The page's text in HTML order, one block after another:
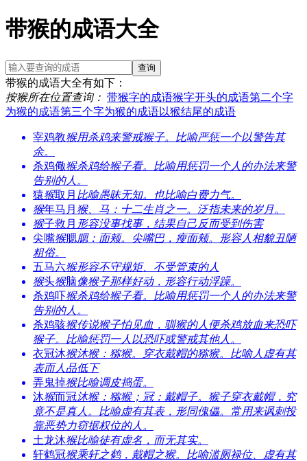
带猴的成语大全
查询
带猴的成语大全有如下：
按猴所在位置查询： 带猴字的成语猴字开头的成语第二个字
为猴的成语第三个字为猴的成语以猴结尾的成语
宰鸡教猴用杀鸡来警戒猴子。比喻严惩一个以警告其
余。
杀鸡儆猴杀鸡给猴子看。比喻用惩罚一个人的办法来警
告别的人。
猿猴取月 比喻愚昧无知。也比喻白费力气。
猴年马月 猴、马：十二生肖之一。泛指未来的岁月。
猴子救月 形容没事找事，结果自己反而受到伤害
尖嘴猴腮腮：面颊。尖嘴巴，瘦面颊。形容人相貌丑陋
粗俗。
五马六猴形容不守规矩、不受管束的人
猴头猴脑像猴子那样好动，形容行动浮躁。
杀鸡吓猴杀鸡给猴子看。比喻用惩罚一个人的办法来警
告别的人。
杀鸡骇猴传说猴子怕见血，驯猴的人便杀鸡放血来恐吓
猴子。比喻惩罚一人以恐吓或警戒其他人。
衣冠沐猴沐猴：猕猴。穿衣戴帽的猕猴。比喻人虚有其
表而人品低下
弄鬼掉猴比喻调皮捣蛋。
沐猴而冠沐猴：猕猴；冠：戴帽子。猴子穿衣戴帽，究
竟不是真人。比喻虚有其表，形同傀儡。常用来讽刺投
靠恶势力窃据权位的人。
土龙沐猴比喻徒有虚名，而无其实。
轩鹤冠猴乘轩之鹤，戴帽之猴。比喻滥厕禄位、虚有其